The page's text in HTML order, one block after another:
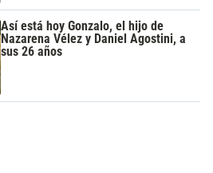
Así está hoy Gonzalo, el hijo de
Nazarena Vélez y Daniel Agostini, a
sus 26 años